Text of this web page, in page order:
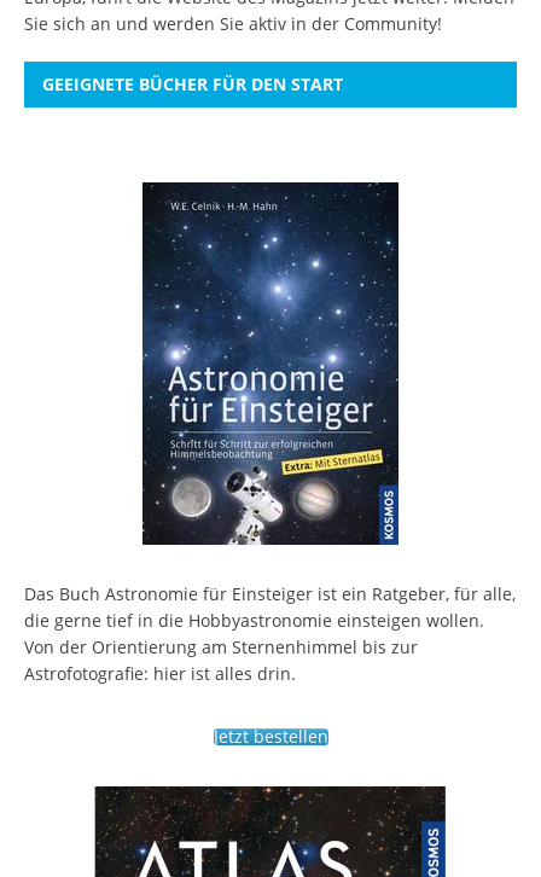
Sie sich an und werden Sie aktiv in der Community!
GEEIGNETE BÜCHER FÜR DEN START
Das Buch Astronomie für Einsteiger ist ein Ratgeber, für alle,
die gerne tief in die Hobbyastronomie einsteigen wollen.
Von der Orientierung am Sternenhimmel bis zur
Astrofotografie: hier ist alles drin.
Jetzt bestellen